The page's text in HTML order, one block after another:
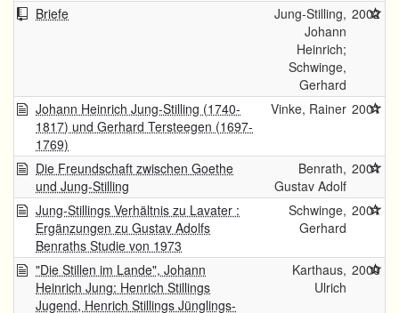
Briefe
Jung-Stilling,
Johann
Heinrich;
Schwinge,
Gerhard
2002
Johann Heinrich Jung-Stilling (1740-
1817) und Gerhard Tersteegen (1697-
1769)
Vinke, Rainer 2001
Die Freundschaft zwischen Goethe
und Jung-Stilling
Benrath,
Gustav Adolf
2001
Jung-Stillings Verhältnis zu Lavater :
Ergänzungen zu Gustav Adolfs
Benraths Studie von 1973
Schwinge,
Gerhard
2001
"Die Stillen im Lande", Johann
Heinrich Jung: Henrich Stillings
Jugend, Henrich Stillings Jünglings-
Karthaus,
Ulrich
2000